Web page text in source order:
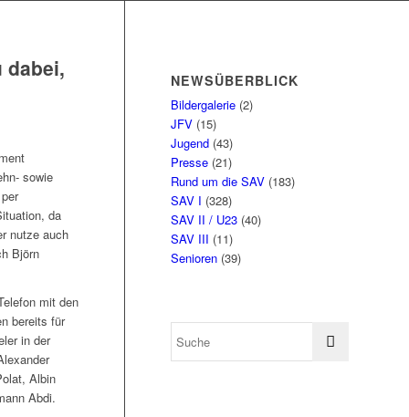
dabei,
sowie
da
nutze auch
Björn
mit den
bereits für
in der
Albin
Abdi.
NEWSÜBERBLICK
Bildergalerie(2)
JFV(15)
Jugend(43)
Presse(21)
Rund um die SAV(183)
SAV I (328)
SAV II / U23(40)
SAV III (11)
Senioren(39)